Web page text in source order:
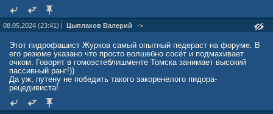
08.05.2024 (23:41) | Цыплаков Валерий ->
Этот пидрофашист Журков самый опытный педераст на форуме. В
его резюме указано что просто волшебно сосёт и подмахивает
очком. Говорят в гомоэстеблишменте Томска занимает высокий
пассивный ранг!))
Да уж, путену не победить такого закоренелого пидора-
рецедивиста!